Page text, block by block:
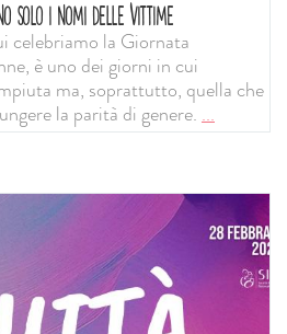
SOLO I NOMI DELLE VITTIME
celebriamo la Giornata
è uno dei giorni in cui
ma, soprattutto, quella che
la parità di genere. ...